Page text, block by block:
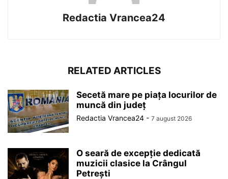
Redactia Vrancea24
RELATED ARTICLES
Secetă mare pe piața locurilor de
muncă din județ
Redactia Vrancea24 - 7 august 2026
O seară de excepție dedicată
muzicii clasice la Crângul
Petrești